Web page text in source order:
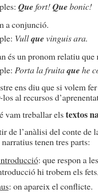
Que fort!Que bonic!
a conjunció.
Vullque vinguis ara.
és un pronom relatiu
Porta la fruitaque he
ens diu que si volem
al recursos
vam treballar elstextos
de l’anàlisi del conte de
tenen tres parts:
: que respon a
hi trobem els
: on apareix el conflicte.